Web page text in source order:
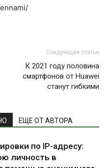
Следующая статья
К 2021 году половина
смартфонов от Huawei
станут гибкими
ЕЩЕ ОТ АВТОРА
по IP-адресу:
личность в